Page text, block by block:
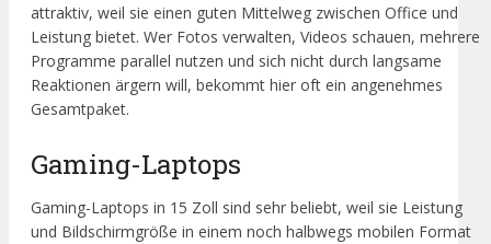
attraktiv, weil sie einen guten Mittelweg zwischen Office und
Leistung bietet. Wer Fotos verwalten, Videos schauen, mehrere
Programme parallel nutzen und sich nicht durch langsame
Reaktionen ärgern will, bekommt hier oft ein angenehmes
Gesamtpaket.
Gaming-Laptops
Gaming-Laptops in 15 Zoll sind sehr beliebt, weil sie Leistung
und Bildschirmgröße in einem noch halbwegs mobilen Format